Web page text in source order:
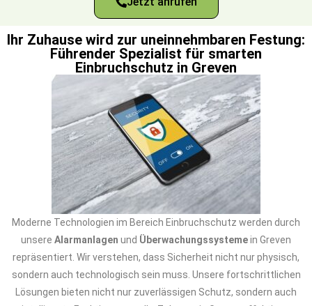
Ihr Zuhause wird zur uneinnehmbaren Festung:
Führender Spezialist für smarten
Einbruchschutz in Greven
Moderne Technologien im Bereich Einbruchschutz werden durch
unsere Alarmanlagen und Überwachungssystemein Greven
repräsentiert. Wir verstehen, dass Sicherheit nicht nur physisch,
sondern auch technologisch sein muss. Unsere fortschrittlichen
Lösungen bieten nicht nur zuverlässigen Schutz, sondern auch